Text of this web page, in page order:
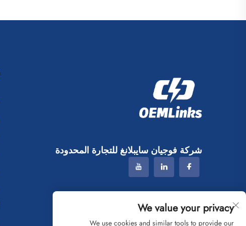
شركة فوجيان سايبلانغ للتجارة المحدودة
We value your privacy
We use cookies and similar tools to provide our